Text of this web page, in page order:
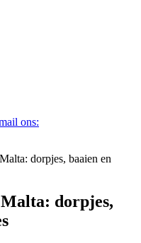
ons:
dorpjes, baaien en
dorpjes,